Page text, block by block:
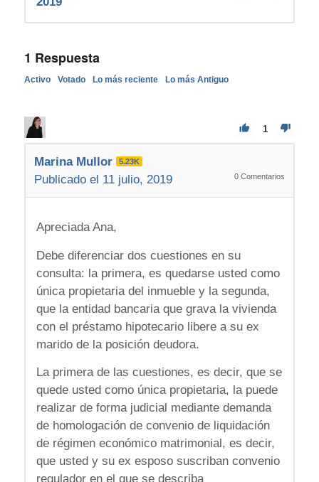
1 Respuesta
Activo Votado Lo más reciente Lo más Antiguo
1
Marina Mullor 5.23K
Publicado el 11 julio, 2019 0 Comentarios
Apreciada Ana,
Debe diferenciar dos cuestiones en su
consulta: la primera, es quedarse usted como
única propietaria del inmueble y la segunda,
que la entidad bancaria que grava la vivienda
con el préstamo hipotecario libere a su ex
marido de la posición deudora.
La primera de las cuestiones, es decir, que se
quede usted como única propietaria, la puede
realizar de forma judicial mediante demanda
de homologación de convenio de liquidación
de régimen económico matrimonial, es decir,
que usted y su ex esposo suscriban convenio
regulador en el que se describa